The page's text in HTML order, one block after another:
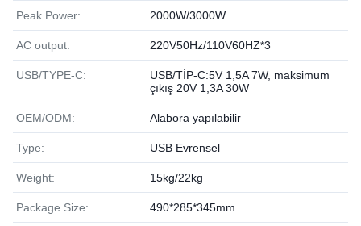
Peak Power: 2000W/3000W
AC output: 220V50Hz/110V60HZ*3
USB/TYPE-C:
USB/TİP-C:5V 1,5A 7W, maksimum
çıkış 20V 1,3A 30W
OEM/ODM: Alabora yapılabilir
Type: USB Evrensel
Weight: 15kg/22kg
Package Size: 490*285*345mm